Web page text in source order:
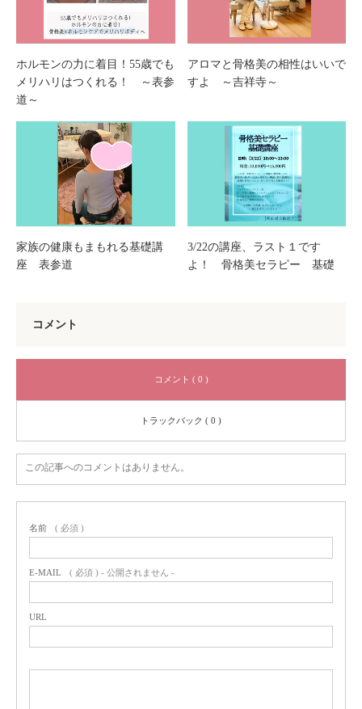
ホルモンの力に着目！55歳でも
メリハリはつくれる！ ～表参
道～
アロマと骨格美の相性はいいで
すよ ～吉祥寺～
家族の健康もまもれる基礎講
座 表参道
3/22の講座、ラスト１です
よ！ 骨格美セラピー 基礎
コメント
コメント ( 0 )
トラックバック ( 0 )
この記事へのコメントはありません。
名前 ( 必須 )
E-MAIL ( 必須 ) - 公開されません -
URL